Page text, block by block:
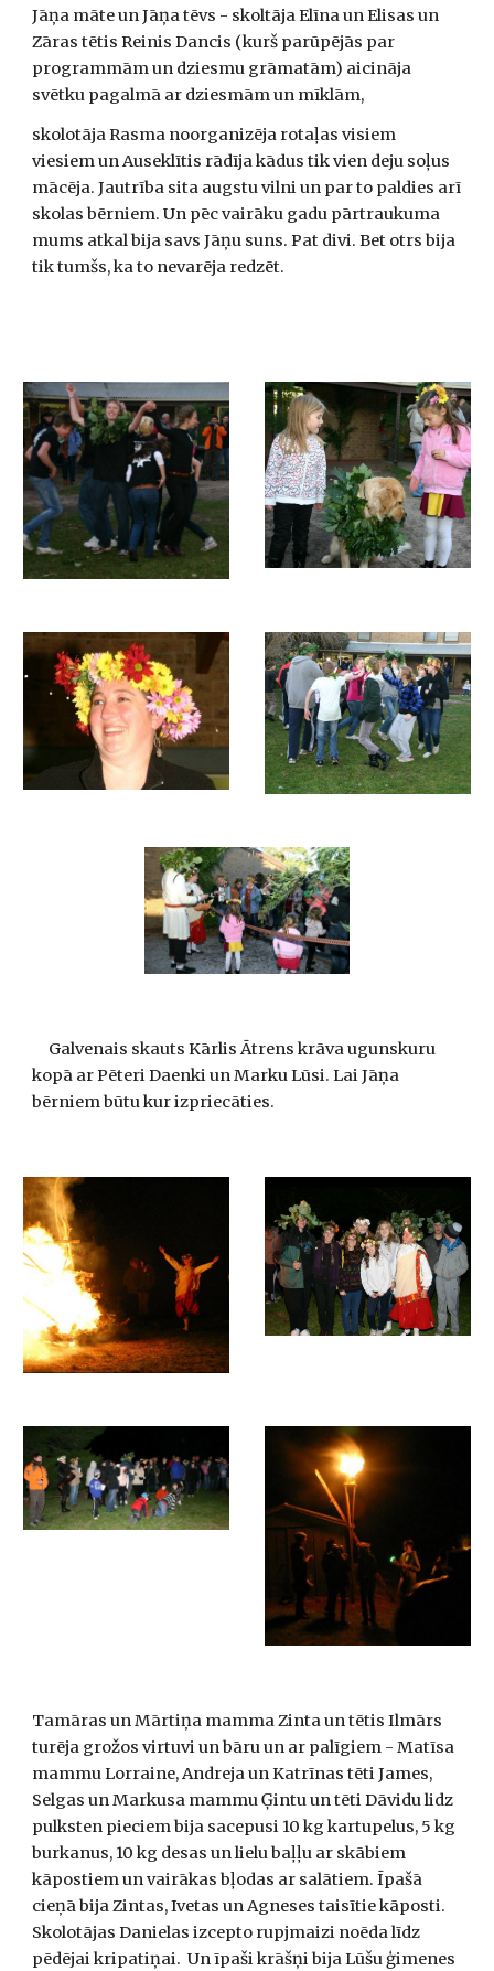
Jāņa māte un Jāņa tēvs - skoltāja Elīna un Elisas un
Zāras tētis Reinis Dancis (kurš parūpējās par
programmām un dziesmu grāmatām) aicināja
svētku pagalmā ar dziesmām un mīklām,
skolotāja Rasma noorganizēja rotaļas visiem
viesiem un Auseklītis rādīja kādus tik vien deju soļus
mācēja. Jautrība sita augstu vilni un par to paldies arī
skolas bērniem. Un pēc vairāku gadu pārtraukuma
mums atkal bija savs Jāņu suns. Pat divi. Bet otrs bija
tik tumšs, ka to nevarēja redzēt.
kopā ar Pēteri Daenki un Marku Lūsi. Lai Jāņa
bērniem būtu kur izpriecāties.
Tamāras un Mārtiņa mamma Zinta un tētis Ilmārs
turēja grožos virtuvi un bāru un ar palīgiem - Matīsa
mammu Lorraine, Andreja un Katrīnas tēti James,
Selgas un Markusa mammu Ģintu un tēti Dāvidu lidz
pulksten pieciem bija sacepusi 10 kg kartupelus, 5 kg
burkanus, 10 kg desas un lielu baļļu ar skābiem
kāpostiem un vairākas bļodas ar salātiem. Īpašā
cieņā bija Zintas, Ivetas un Agneses taisītie kāposti.
Skolotājas Danielas izcepto rupjmaizi noēda līdz
pēdējai kripatiņai.  Un īpaši krāšņi bija Lūšu ģimenes